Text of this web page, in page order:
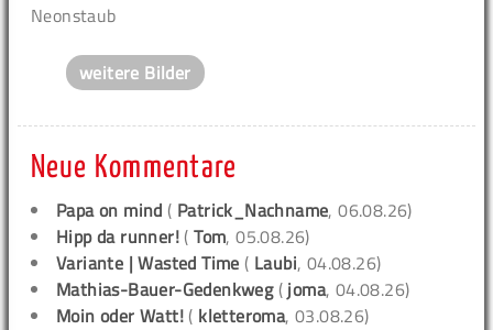
Neonstaub
weitere Bilder
Neue Kommentare
Papa on mind ( Patrick_Nachname, 06.08.26)
Hipp da runner! (Tom, 05.08.26)
Variante | Wasted Time ( Laubi, 04.08.26)
Mathias-Bauer-Gedenkweg( joma, 04.08.26)
Moin oder Watt! ( kletteroma, 03.08.26)